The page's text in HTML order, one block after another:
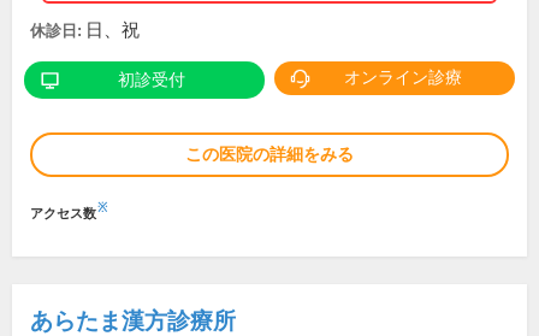
休診日: 日、祝
初診受付 オンライン診療
この医院の詳細をみる
アクセス数※
あらたま漢方診療所